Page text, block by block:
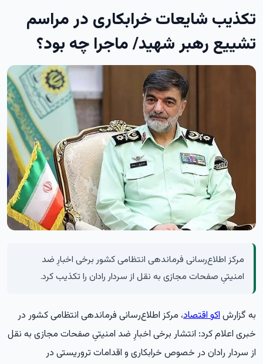
تکذیب شایعات خرابکاری در مراسم
تشییع رهبر شهید/ ماجرا چه بود؟
مرکز اطلاع‌رسانی فرماندهی انتظامی کشور برخی اخبارِ ضد
امنیتیِ صفحات مجازی به نقل از سردار رادان را تکذیب کرد.
به گزارشاکو اقتصاد، مرکز اطلاع‌رسانی فرماندهی انتظامی کشور در
خبری اعلام کرد: انتشار برخی اخبارِ ضد امنیتیِ صفحات مجازی به نقل
از سردار رادان در خصوص خرابکاری و اقدامات تروریستی در